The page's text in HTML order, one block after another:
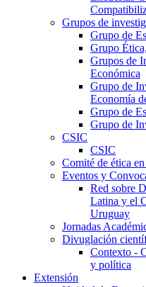
Grupos de
Grupo de
Grupo
Grupos de
Económica
Grupo de
Economía
Grupo de
Grupo de
CSIC
CSIC
Comité de ética
Eventos y
Red sobre
Latina y el
Uruguay
Jornadas
Divuglación
Contexto -
y política
Extensión